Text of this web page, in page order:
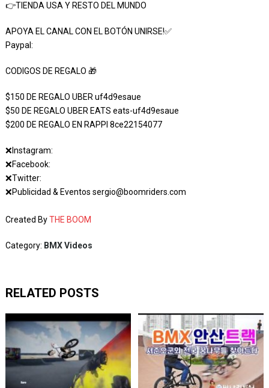
👉TIENDA USA Y RESTO DEL MUNDO
APOYA EL CANAL CON EL BOTÓN UNIRSE!✅
Paypal:
CODIGOS DE REGALO 🎁
$150 DE REGALO UBER uf4d9esaue
$50 DE REGALO UBER EATS eats-uf4d9esaue
$200 DE REGALO EN RAPPI 8ce22154077
❌Instagram:
❌Facebook:
❌Twitter:
❌Publicidad & Eventos sergio@boomriders.com
Created ByTHE BOOM
Category: BMX Videos
RELATED POSTS